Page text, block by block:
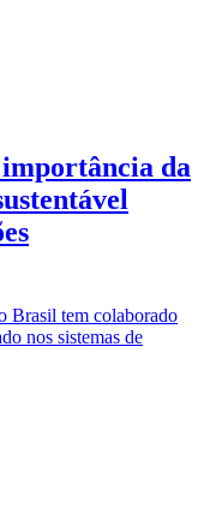
da
Brasil tem colaborado
nos sistemas de